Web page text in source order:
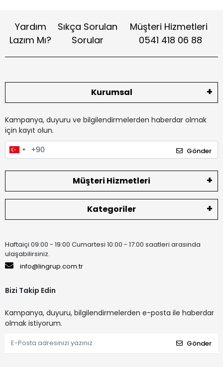
Yardım
Lazım Mı?
Sıkça Sorulan
Sorular
Müşteri Hizmetleri
0541 418 06 88
Kurumsal
Kampanya, duyuru ve bilgilendirmelerden haberdar olmak
için kayıt olun.
Gönder
Müşteri Hizmetleri
Kategoriler
Haftaiçi 09:00 - 19:00 Cumartesi 10:00 - 17:00 saatleri arasında
ulaşabilirsiniz.
info@lingrup.com.tr
Bizi Takip Edin
Kampanya, duyuru, bilgilendirmelerden e-posta ile haberdar
olmak istiyorum.
Gönder